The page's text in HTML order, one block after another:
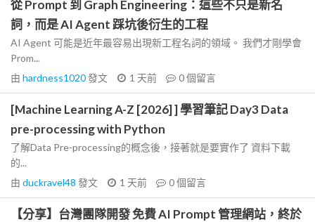
從 Prompt 到 Graph Engineering：這些不只是新名
詞，而是 AI Agent 踩坑後衍生的工程
AI Agent 可能是近年最容易出現新工程名詞的領域。 我們才剛學會
Prom...
由 hardness1020發文 1 天前 0個留言
[Machine Learning A-Z [2026] ] 學習筆記 Day3 Data
pre-processing with Python
了解Data Pre-processing的概念後，接著就是要實作了 資料下載
的...
由 duckravel48 發文 1 天前 0個留言
【分享】台灣團隊開發 免費 AI Prompt 管理網站，終於